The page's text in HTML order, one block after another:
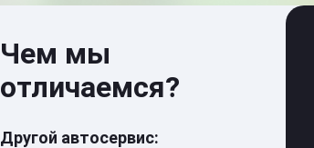
Чем мы
отличаемся?
Другой автосервис: